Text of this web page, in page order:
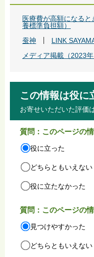
医療費が高額になる
養標準負担額）
蚕神
LINK
メディア掲載（2023年
この情報は役に
お寄せいただいた評価
質問：このページの
役に立った
どちらともいえない
役に立たなかった
質問：このページの
見つけやすかった
どちらともいえない